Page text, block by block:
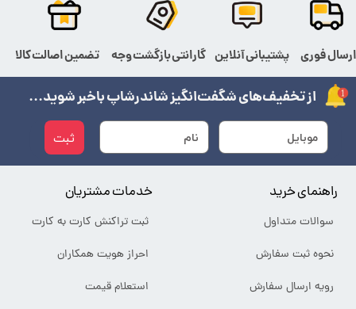
ثبت
از تخفیف‌های شگفت‌انگیز شاندرشاپ باخبر شوید...
خدمات مشتریان
ثبت تراکنش کارت به کارت
احراز هویت همکاران
استعلام قیمت
راهنمای خرید
سوالات متداول
نحوه ثبت سفارش
رویه ارسال سفارش
ارسال فوری پشتیبانی آنلاین گارانتی بازگشت وجه تضمین اصالت کالا